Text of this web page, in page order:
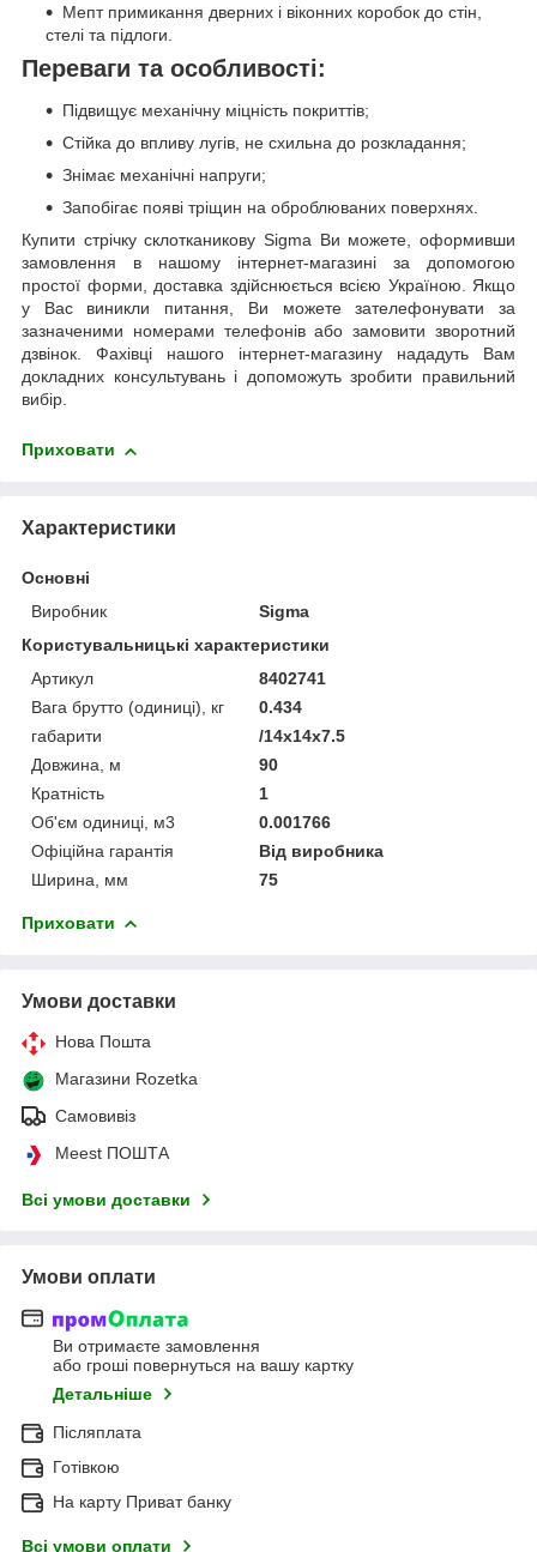
Мепт примикання дверних і віконних коробок до стін,
стелі та підлоги.
Переваги та особливості:
Підвищує механічну міцність покриттів;
Стійка до впливу лугів, не схильна до розкладання;
Знімає механічні напруги;
Запобігає появі тріщин на оброблюваних поверхнях.
Купити стрічку склотканикову Sigma Ви можете, оформивши
замовлення в нашому інтернет-магазині за допомогою
простої форми, доставка здійснюється всією Україною. Якщо
у Вас виникли питання, Ви можете зателефонувати за
зазначеними номерами телефонів або замовити зворотний
дзвінок. Фахівці нашого інтернет-магазину нададуть Вам
докладних консультувань і допоможуть зробити правильний
вибір.
Приховати
Характеристики
Основні
Виробник
Sigma
Користувальницькі характеристики
Артикул
8402741
Вага брутто (одиниці), кг
0.434
габарити
/14x14x7.5
Довжина, м
90
Кратність
1
Об'єм одиниці, м3
0.001766
Офіційна гарантія
Від виробника
Ширина, мм
75
Приховати
Умови доставки
Нова Пошта
Магазини Rozetka
Самовивіз
Meest ПОШТА
Всі умови доставки
Умови оплати
Ви отримаєте замовлення
або гроші повернуться на вашу картку
Детальніше
Післяплата
Готівкою
На карту Приват банку
Всі умови оплати